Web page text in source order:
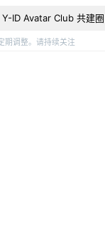
Y-ID Avatar Club 共建圈
期调整。请持续关注